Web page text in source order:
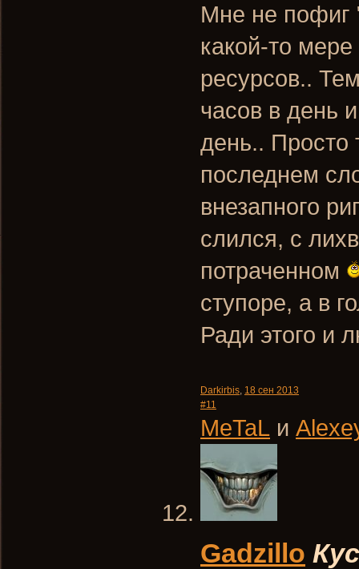
Мне не пофиг
какой-то
ресурсов..
часов в день
день.. Просто
последнем
внезапного
слился, с
потраченном
ступоре, а в
Ради этого и
Darkirbis, 18 сен 2013
#11
MeTaL и
Gadzillo